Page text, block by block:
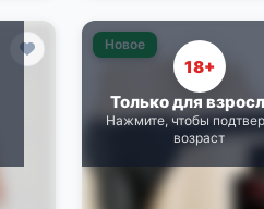
Новое
18+
Только для
Нажмите, чтобы
возраст